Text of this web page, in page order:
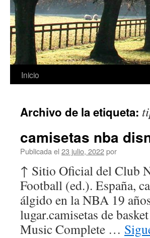
Saltar
contenido
Inicio
Archivo de la etiqueta:
camisetas nba
Publicada el 23 julio, 2022por
↑ Sitio Oficial del Club
Football (ed.). España,
álgido en la NBA 19
lugar.camisetas de
Music Complete …